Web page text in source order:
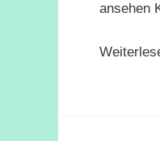
ansehen